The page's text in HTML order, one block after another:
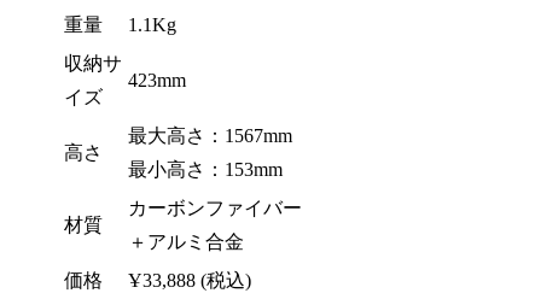
重量
1.1Kg
収納サ
イズ
423mm
高さ
最大高さ：1567mm
最小高さ：153mm
材質
カーボンファイバー
＋アルミ合金
価格
Ұ33,888 (税込)